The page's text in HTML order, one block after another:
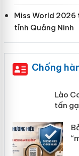
Miss World
tỉnh Quảng Ninh
Chống